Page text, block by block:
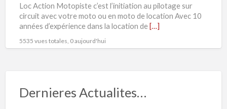
Loc Action Motopiste c’est l’initiation au pilotage sur
circuit avec votre moto ou en moto de location Avec 10
années d’expérience dans la location de […]
5535 vues totales, 0 aujourd'hui
Dernieres Actualites…